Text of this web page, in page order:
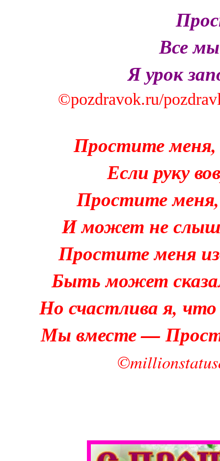
Все
Я урок
©pozdravok.ru/
Простите меня,
Если руку
Простите меня,
И может не
Простите меня
Быть может
Но счастлива я,
Мы вместе —